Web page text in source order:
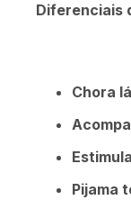
Diferenciais
Chora
Pijama